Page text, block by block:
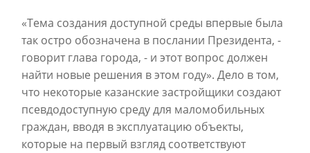
«Тема создания доступной среды впервые была
так остро обозначена в послании Президента, -
говорит глава города, - и этот вопрос должен
найти новые решения в этом году». Дело в том,
что некоторые казанские застройщики создают
псевдодоступную среду для маломобильных
граждан, вводя в эксплуатацию объекты,
которые на первый взгляд соответствуют